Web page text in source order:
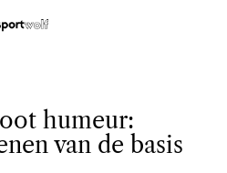
humeur:
van de basis